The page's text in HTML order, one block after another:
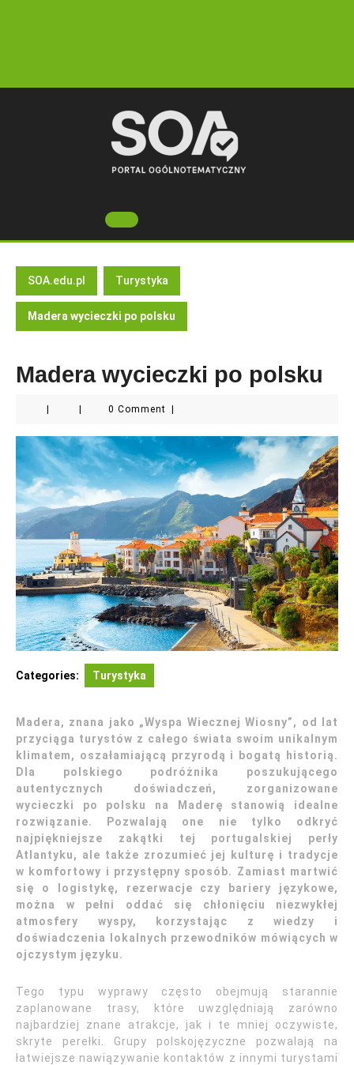
Open
Button
SOA.edu.pl Turystyka
Madera wycieczki po polsku
Madera wycieczki po polsku
0 Comment
Categories: Turystyka
Madera, znana jako „Wyspa Wiecznej Wiosny”, od lat
przyciąga turystów z całego świata swoim unikalnym
klimatem, oszałamiającą przyrodą i bogatą historią.
Dla polskiego podróżnika poszukującego
autentycznych doświadczeń, zorganizowane
wycieczki po polsku na Maderę stanowią idealne
rozwiązanie. Pozwalają one nie tylko odkryć
najpiękniejsze zakątki tej portugalskiej perły
Atlantyku, ale także zrozumieć jej kulturę i tradycje
w komfortowy i przystępny sposób. Zamiast martwić
się o logistykę, rezerwacje czy bariery językowe,
można w pełni oddać się chłonięciu niezwykłej
atmosfery wyspy, korzystając z wiedzy i
doświadczenia lokalnych przewodników mówiących w
ojczystym języku.
Tego typu wyprawy często obejmują starannie
zaplanowane trasy, które uwzględniają zarówno
najbardziej znane atrakcje, jak i te mniej oczywiste,
skryte perełki. Grupy polskojęzyczne pozwalają na
łatwiejsze nawiązywanie kontaktów z innymi turystami